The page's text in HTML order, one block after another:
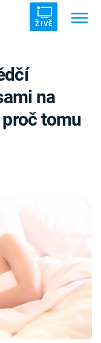
ŽIVĚ
na
proč tomu